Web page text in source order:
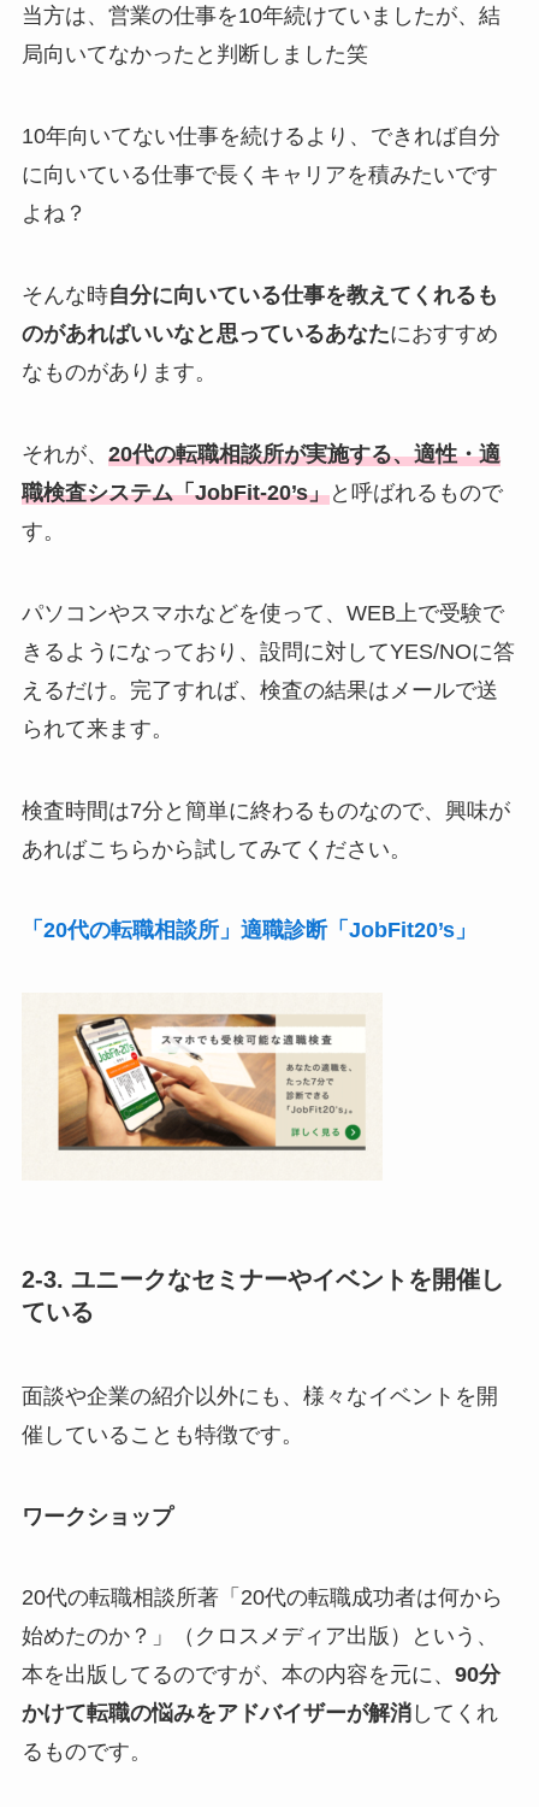
当方は、営業の仕事を10年続けていましたが、結
局向いてなかったと判断しました笑
10年向いてない仕事を続けるより、できれば自分
に向いている仕事で長くキャリアを積みたいです
よね？
そんな時自分に向いている仕事を教えてくれるも
のがあればいいなと思っているあなたにおすすめ
なものがあります。
それが、 20代の転職相談所が実施する、適性・適
職検査システム「JobFit-20’s」と呼ばれるもので
す。
パソコンやスマホなどを使って、WEB上で受験で
きるようになっており、設問に対してYES/NOに答
えるだけ。完了すれば、検査の結果はメールで送
られて来ます。
検査時間は7分と簡単に終わるものなので、興味が
あればこちらから試してみてください。
「20代の転職相談所」適職診断「JobFit20’s」
2-3. ユニークなセミナーやイベントを開催し
ている
面談や企業の紹介以外にも、様々なイベントを開
催していることも特徴です。
ワークショップ
20代の転職相談所著「20代の転職成功者は何から
始めたのか？」（クロスメディア出版）という、
本を出版してるのですが、本の内容を元に、 90分
かけて転職の悩みをアドバイザーが解消してくれ
るものです。